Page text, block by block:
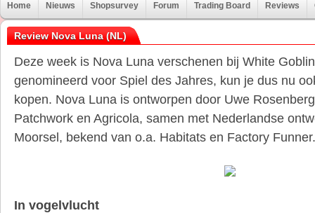
Home Nieuws Shopsurvey Forum Trading Board Reviews
Review Nova Luna (NL)
Deze week is Nova Luna verschenen bij White
genomineerd voor Spiel des Jahres, kun je dus nu
kopen. Nova Luna is ontworpen door Uwe
Patchwork en Agricola, samen met Nederlandse
Moorsel, bekend van o.a. Habitats en Factory Funner.
In vogelvlucht